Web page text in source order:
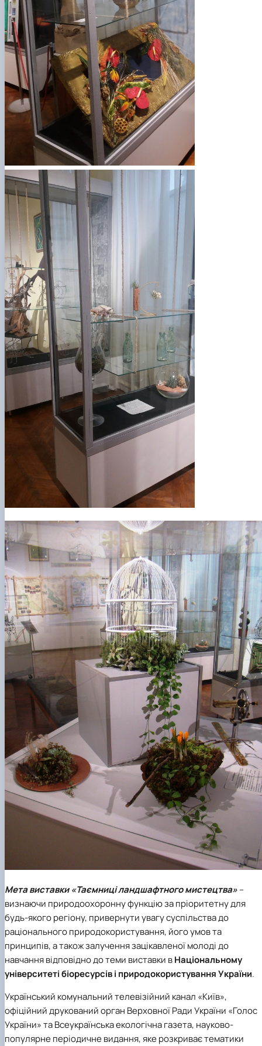
Мета виставки «Таємниці ландшафтного мистецтва»–
визнаючи природоохоронну функцію за пріоритетну для
будь-якого регіону, привернути увагу суспільства до
раціонального природокористування, його умов та
принципів, а також залучення зацікавленої молоді до
навчання відповідно до теми виставки вНаціональному
університеті біоресурсів і природокористування України.
Український комунальний телевізійний канал «Київ»,
офіційний друкований орган Верховної Ради України «Голос
України» та Всеукраїнська екологічна газета, науково-
популярне періодичне видання, яке розкриває тематики